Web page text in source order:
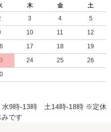
木 金
土
3 4
5
10 11
12
17 18
19
24 25
26
水9時-13時 土14時-18時 ※定休
です